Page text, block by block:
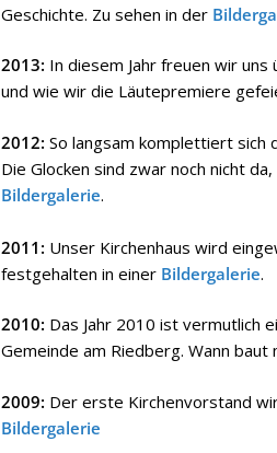
Geschichte. Zu sehen in der
2013: In diesem Jahr freuen wir
und wie wir die Läutepremiere
2012: So langsam komplettiert sich
Die Glocken sind zwar noch nicht
Bildergalerie.
2011: Unser Kirchenhaus wird
festgehalten in einer Bildergalerie.
2010: Das Jahr 2010 ist vermutlich
Gemeinde am Riedberg. Wann baut
2009: Der erste Kirchenvorstand
Bildergalerie